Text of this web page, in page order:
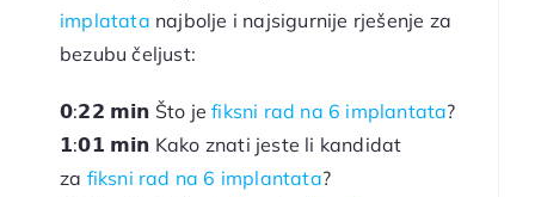
implatata najbolje i najsigurnije rješenje za
bezubu čeljust:
𝟬:𝟮𝟮 𝗺𝗶𝗻 Što jefiksni rad na 6 implantata?
𝟭:𝟬𝟭 𝗺𝗶𝗻 Kako znati jeste li kandidat
za fiksni rad na 6 implantata?